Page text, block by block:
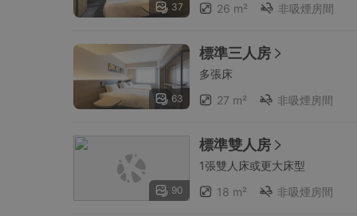
37
26 m²
非吸煙房間
63
標準三人房
多張床
27 m²
非吸煙房間
90
標準雙人房
1張雙人床或更大床型
18 m²
非吸煙房間